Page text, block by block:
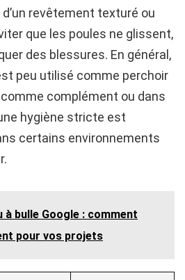
revêtement texturé ou
que les poules ne glissent,
des blessures. En général,
peu utilisé comme perchoir
complément ou dans
hygiène stricte est
certains environnements
à bulle Google : comment
pour vos projets